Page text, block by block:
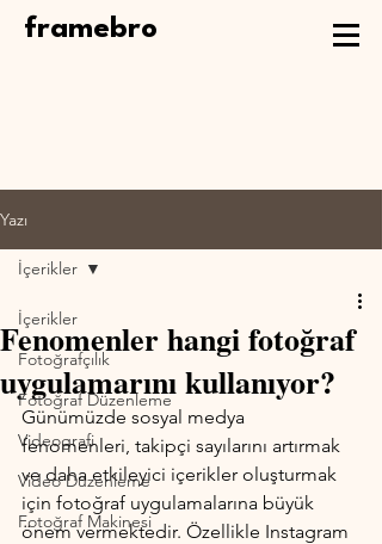
framebro
Yazı
İçerikler
Fotoğrafçılık
Fotoğraf Düzenleme
Videografi
Video Düzenleme
Fotoğraf Makinesi
İçerikler
Fenomenler hangi fotoğraf
uygulamarını kullanıyor?
Günümüzde sosyal medya
fenomenleri, takipçi sayılarını artırmak
ve daha etkileyici içerikler oluşturmak
için fotoğraf uygulamalarına büyük
önem vermektedir. Özellikle Instagram